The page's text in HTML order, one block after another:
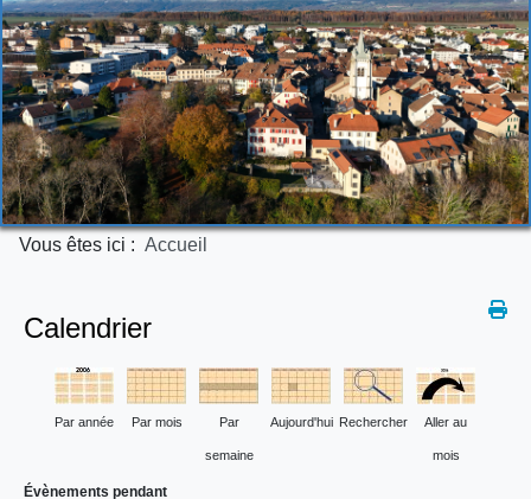
Vous êtes ici : Accueil
Calendrier
Par année Par mois Par
semaine
Aujourd'hui Rechercher Aller au
mois
Évènements pendant